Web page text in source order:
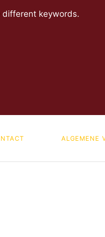
different keywords.
ALGEMENE